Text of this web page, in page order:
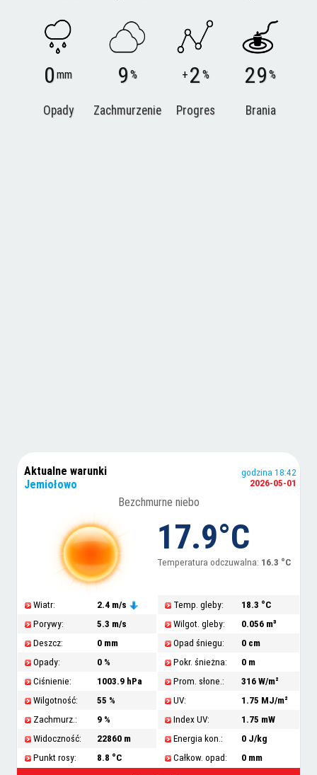
0mm
Opady
9%
Zachmurzenie
+ 2%
Progres
29%
Brania
Aktualne warunki
Jemiołowo
godzina 18:42
2026-05-01
Bezchmurne niebo
17.9°C
Temperatura odczuwalna: 16.3 °C
Wiatr:
2.4 m/s
Porywy:
5.3 m/s
Deszcz:
0 mm
Opady:
0 %
Ciśnienie:
1003.9 hPa
Wilgotność:
55 %
Zachmurz.:
9 %
Widoczność:
22860 m
Punkt rosy:
8.8 °C
Temp. gleby:
18.3 °C
Wilgot. gleby:
0.056 m³
Opad śniegu:
0 cm
Pokr. śnieżna:
0 m
Prom. słone.:
316 W/m²
UV:
1.75 MJ/m²
Index UV:
1.75 mW
Energia kon.:
0 J/kg
Całkow. opad:
0 mm